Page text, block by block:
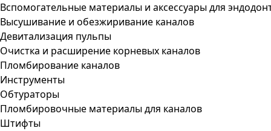
Вспомогательные материалы и аксессуары для
Высушивание и обезжиривание каналов
Девитализация пульпы
Очистка и расширение корневых каналов
Пломбирование каналов
Инструменты
Обтураторы
Пломбировочные материалы для каналов
Штифты